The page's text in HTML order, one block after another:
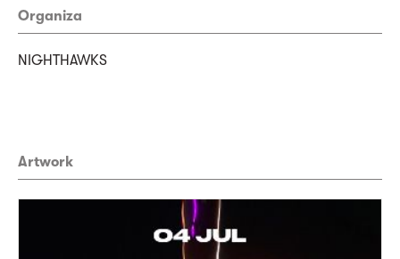
Organiza
NIGHTHAWKS
Artwork